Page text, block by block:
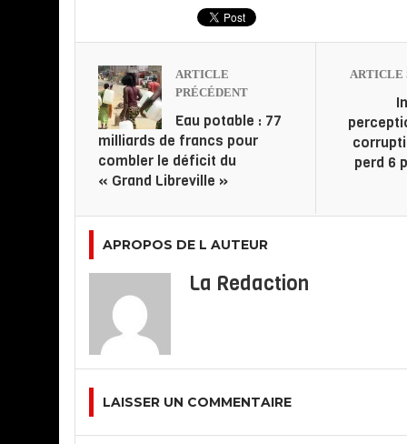
ARTICLE
PRÉCÉDENT
Eau potable : 77
milliards de francs pour
combler le déficit du
« Grand Libreville »
ARTICLE
perd 6
APROPOS DE L AUTEUR
La Redaction
LAISSER UN COMMENTAIRE